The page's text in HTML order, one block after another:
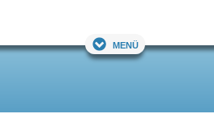
Menü